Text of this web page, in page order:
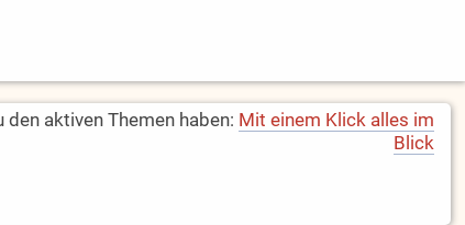
aktiven Themen haben: Mit einem Klick alles im
Blick